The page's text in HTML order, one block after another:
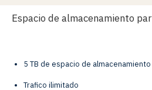
Espacio de almacenamiento
5 TB de espacio de almacenamiento
Trafico ilimitado